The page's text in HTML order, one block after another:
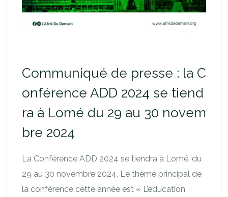
Communiqué de presse : la C
onférence ADD 2024 se tiend
ra à Lomé du 29 au 30 novem
bre 2024
La Conférence ADD 2024 se tiendra à Lomé, du
29 au 30 novembre 2024. Le thème principal de
la conférence cette année est « L’éducation